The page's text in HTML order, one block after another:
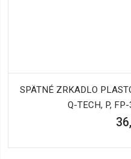
SPÄTNÉ ZRKADLO
Q-TECH, P,